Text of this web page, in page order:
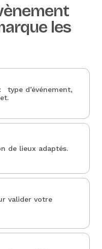
les
type d’événement,
de lieux adaptés.
valider votre